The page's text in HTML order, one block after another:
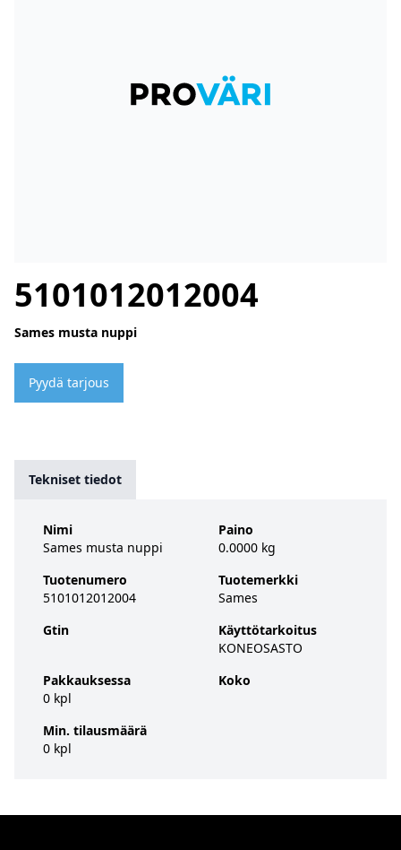
5101012012004
Sames musta nuppi
Pyydä tarjous
Tekniset tiedot
Nimi
Sames musta nuppi
Tuotenumero
5101012012004
Gtin
Pakkauksessa
0 kpl
Min. tilausmäärä
0 kpl
Paino
0.0000 kg
Tuotemerkki
Sames
Käyttötarkoitus
KONEOSASTO
Koko